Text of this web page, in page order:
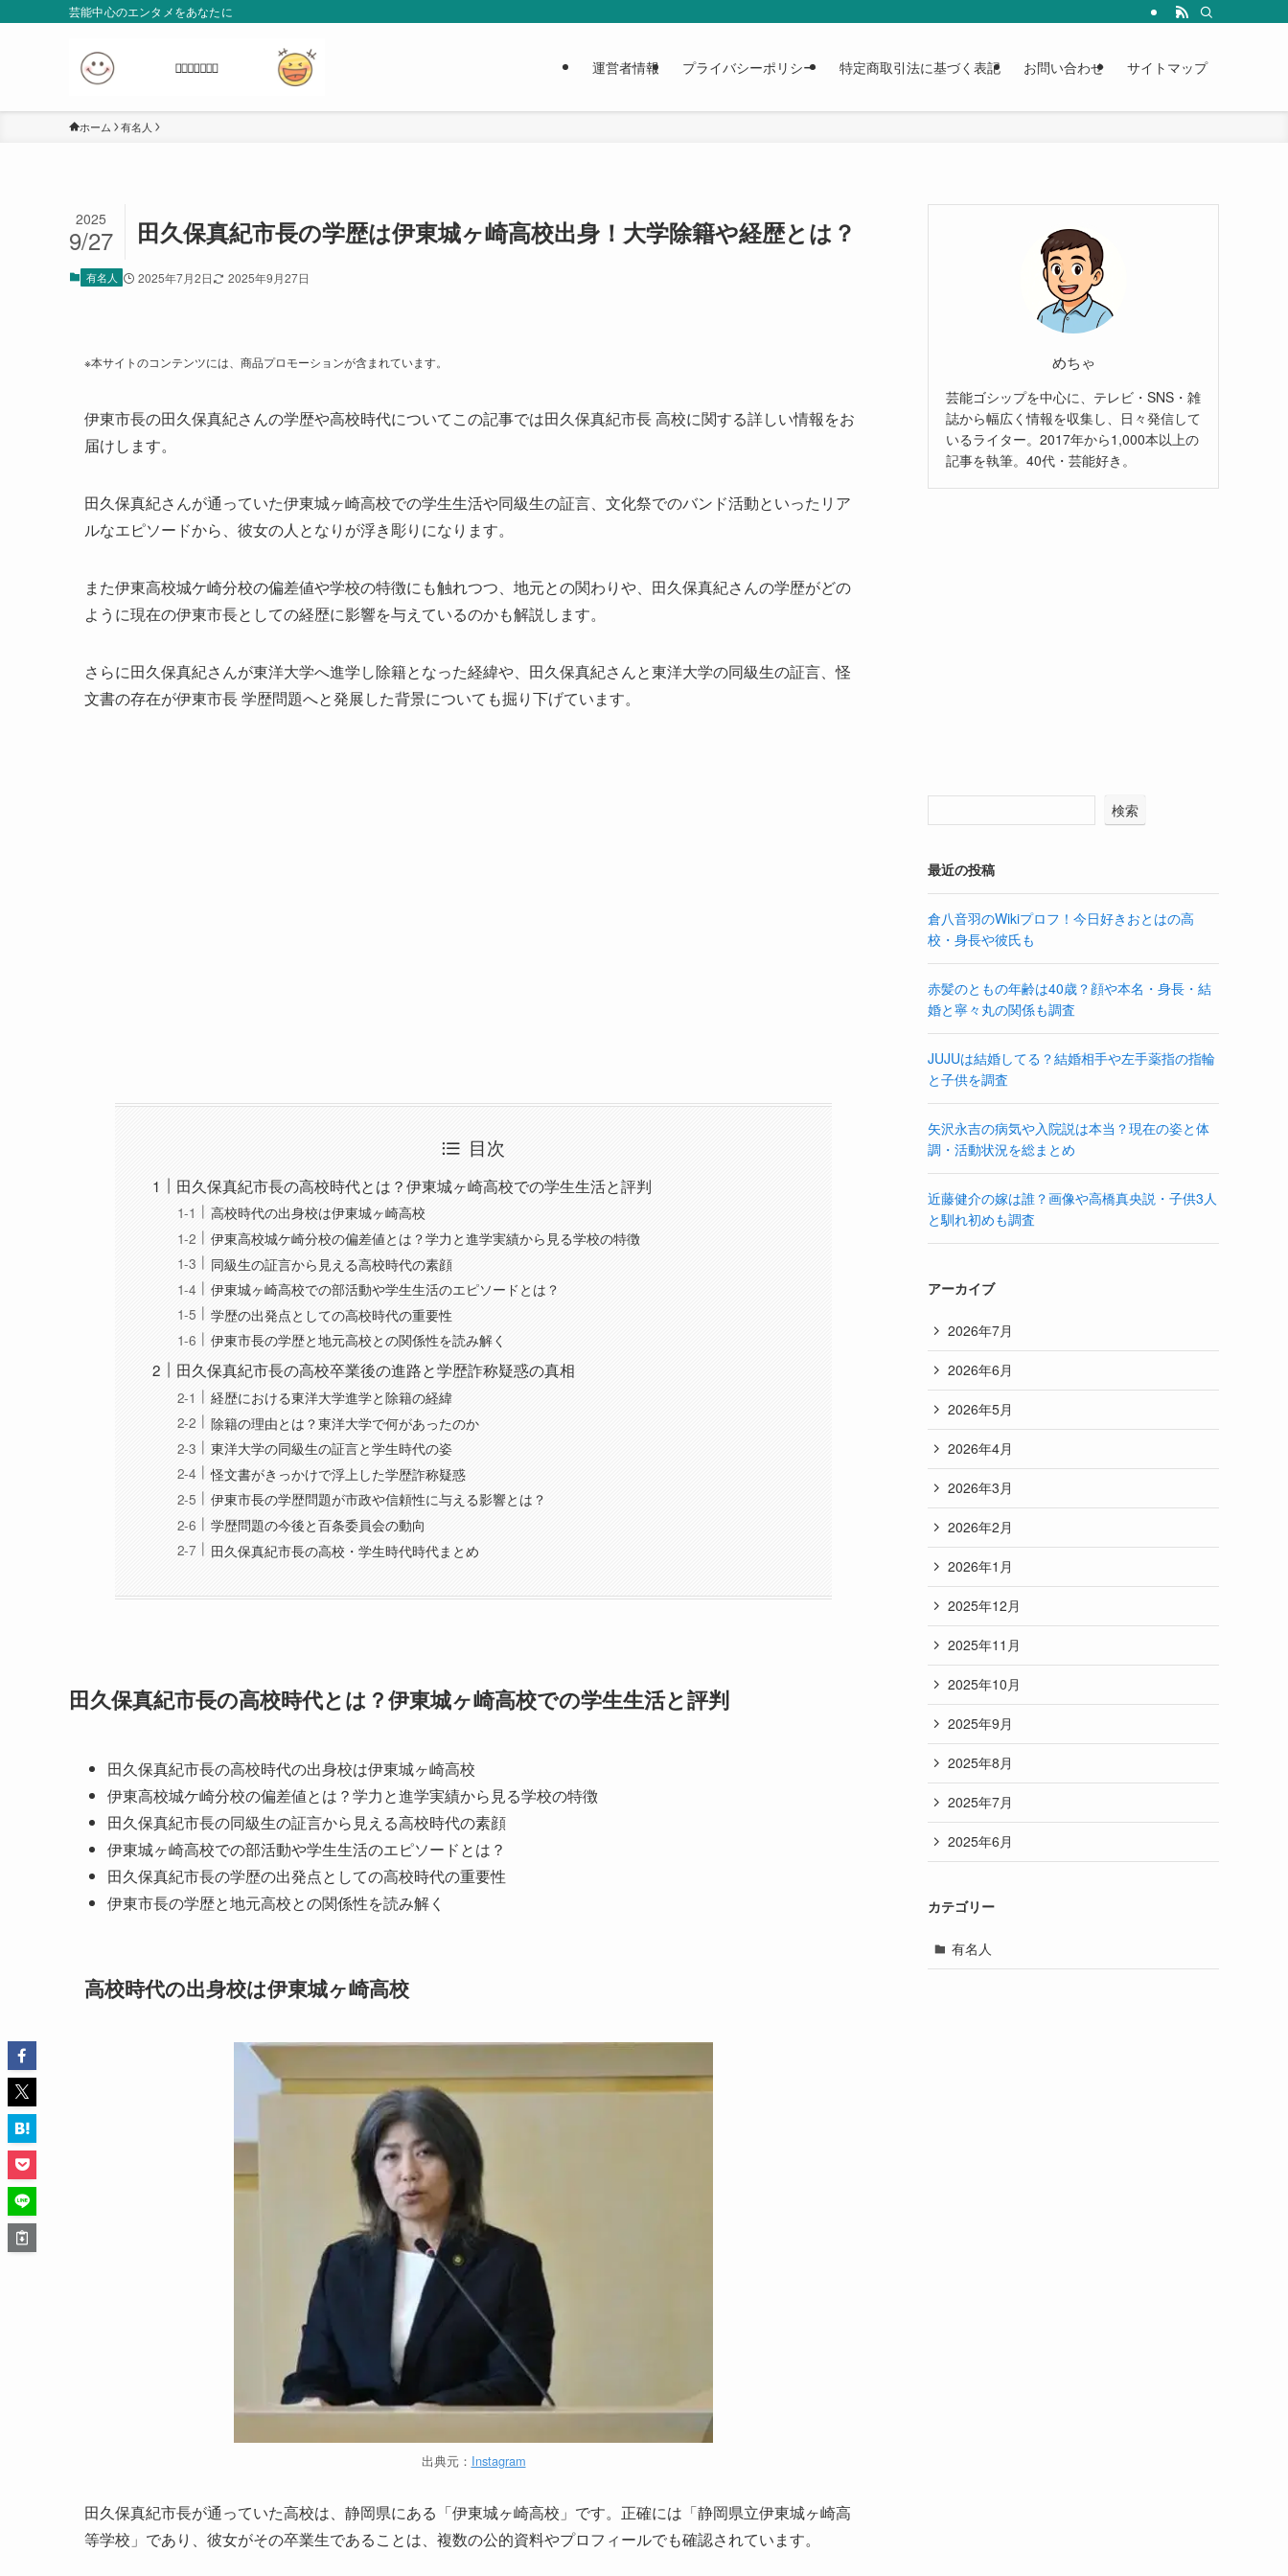
芸能中心のエンタメをあなたに
運営者情報 プライバシーポリシー 特定商取引法に基づく表記 お問い合わせ サイトマップ
ホーム 有名人
田久保真紀市長の学歴は伊東城ヶ崎高校出身！大学除籍や経歴とは？
2025
9/27
有名人 2025年7月2日 2025年9月27日
※本サイトのコンテンツには、商品プロモーションが含まれています。
伊東市長の田久保真紀さんの学歴や高校時代についてこの記事では田久保真紀市長 高校に関する詳しい情報をお
届けします。
田久保真紀さんが通っていた伊東城ヶ崎高校での学生生活や同級生の証言、文化祭でのバンド活動といったリア
ルなエピソードから、彼女の人となりが浮き彫りになります。
また伊東高校城ケ崎分校の偏差値や学校の特徴にも触れつつ、地元との関わりや、田久保真紀さんの学歴がどの
ように現在の伊東市長としての経歴に影響を与えているのかも解説します。
さらに田久保真紀さんが東洋大学へ進学し除籍となった経緯や、田久保真紀さんと東洋大学の同級生の証言、怪
文書の存在が伊東市長 学歴問題へと発展した背景についても掘り下げています。
目次
田久保真紀市長の高校時代とは？伊東城ヶ崎高校での学生生活と評判
高校時代の出身校は伊東城ヶ崎高校
伊東高校城ケ崎分校の偏差値とは？学力と進学実績から見る学校の特徴
同級生の証言から見える高校時代の素顔
伊東城ヶ崎高校での部活動や学生生活のエピソードとは？
学歴の出発点としての高校時代の重要性
伊東市長の学歴と地元高校との関係性を読み解く
田久保真紀市長の高校卒業後の進路と学歴詐称疑惑の真相
経歴における東洋大学進学と除籍の経緯
除籍の理由とは？東洋大学で何があったのか
東洋大学の同級生の証言と学生時代の姿
怪文書がきっかけで浮上した学歴詐称疑惑
伊東市長の学歴問題が市政や信頼性に与える影響とは？
学歴問題の今後と百条委員会の動向
田久保真紀市長の高校・学生時代時代まとめ
田久保真紀市長の高校時代とは？伊東城ヶ崎高校での学生生活と評判
田久保真紀市長の高校時代の出身校は伊東城ヶ崎高校
伊東高校城ケ崎分校の偏差値とは？学力と進学実績から見る学校の特徴
田久保真紀市長の同級生の証言から見える高校時代の素顔
伊東城ヶ崎高校での部活動や学生生活のエピソードとは？
田久保真紀市長の学歴の出発点としての高校時代の重要性
伊東市長の学歴と地元高校との関係性を読み解く
高校時代の出身校は伊東城ヶ崎高校
出典元： Instagram
田久保真紀市長が通っていた高校は、静岡県にある「伊東城ヶ崎高校」です。正確には「静岡県立伊東城ヶ崎高
等学校」であり、彼女がその卒業生であることは、複数の公的資料やプロフィールでも確認されています。
めちゃ
芸能ゴシップを中心に、テレビ・SNS・雑
誌から幅広く情報を収集し、日々発信して
いるライター。2017年から1,000本以上の
記事を執筆。40代・芸能好き。
検索
最近の投稿
倉八音羽のWikiプロフ！今日好きおとはの高
校・身長や彼氏も
赤髪のともの年齢は40歳？顔や本名・身長・結
婚と寧々丸の関係も調査
JUJUは結婚してる？結婚相手や左手薬指の指輪
と子供を調査
矢沢永吉の病気や入院説は本当？現在の姿と体
調・活動状況を総まとめ
近藤健介の嫁は誰？画像や高橋真央説・子供3人
と馴れ初めも調査
アーカイブ
2026年7月
2026年6月
2026年5月
2026年4月
2026年3月
2026年2月
2026年1月
2025年12月
2025年11月
2025年10月
2025年9月
2025年8月
2025年7月
2025年6月
カテゴリー
有名人